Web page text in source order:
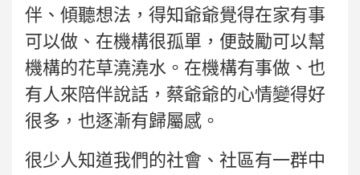
伴、傾聽想法，得知爺爺覺得在家有事
可以做、在機構很孤單，便鼓勵可以幫
機構的花草澆澆水。在機構有事做、也
有人來陪伴說話，蔡爺爺的心情變得好
很多，也逐漸有歸屬感。
很少人知道我們的社會、社區有一群中